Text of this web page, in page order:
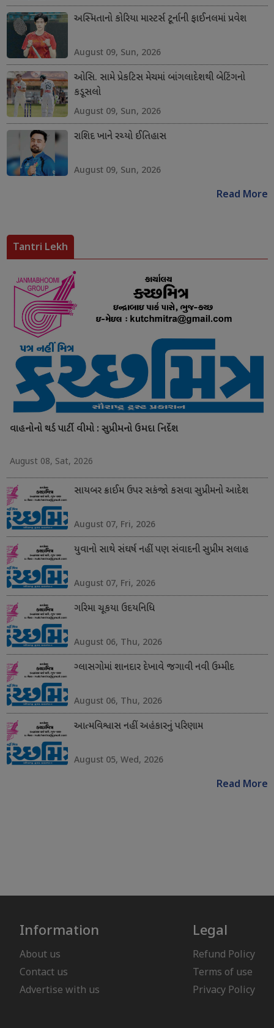
અસ્મિતાનો કોરિયા માસ્ટર્સ ટૂર્નાની ફાઈનલમાં પ્રવેશ
August 09, Sun, 2026
ઓસિ. સામે પ્રેકટિસ મેચમાં બાંગલાદેશથી બેટિંગનો
કડૂસલો
August 09, Sun, 2026
રાશિદ ખાને રચ્યો ઈતિહાસ
August 09, Sun, 2026
Read More
Tantri Lekh
વાહનોનો થર્ડ પાર્ટી વીમો : સુપ્રીમનો ઉમદા નિર્દેશ
August 08, Sat, 2026
સાયબર ક્રાઈમ ઉપર સકંજો કસવા સુપ્રીમનો આદેશ
August 07, Fri, 2026
યુવાનો સાથે સંઘર્ષ નહીં પણ સંવાદની સુપ્રીમ સલાહ
August 07, Fri, 2026
ગરિમા ચૂકયા ઉદયનિધિ
August 06, Thu, 2026
ગ્લાસગોમાં શાનદાર દેખાવે જગાવી નવી ઉમ્મીદ
August 06, Thu, 2026
આત્મવિશ્વાસ નહીં અહંકારનું પરિણામ
August 05, Wed, 2026
Read More
Information
About us
Contact us
Advertise with us
Legal
Refund Policy
Terms of use
Privacy Policy